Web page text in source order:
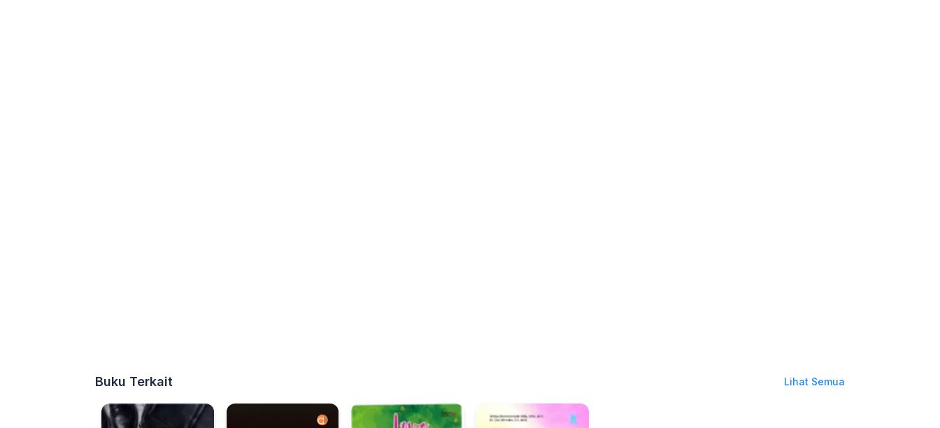
Buku Terkait Lihat Semua